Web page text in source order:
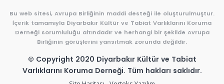
Bu web sitesi, Avrupa Birliğinin maddi desteği ile oluşturulmuştur.
İçerik tamamıyla Diyarbakır Kültür ve Tabiat Varlıklarını Koruma
Derneği sorumluluğu altındadır ve herhangi bir şekilde Avrupa
Birliğinin görüşlerini yansıtmak zorunda değildir.
© Copyright 2020 Diyarbakır Kültür ve Tabiat
Varlıklarını Koruma Derneği. Tüm hakları saklıdır.